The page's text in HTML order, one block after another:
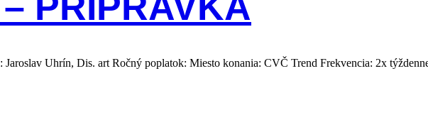
Jaroslav Uhrín, Dis. art Ročný poplatok: Miesto konania: CVČ Trend Frekvencia: 2x